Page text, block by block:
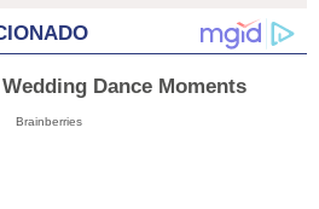
Dance Moments
Brainberries